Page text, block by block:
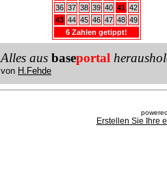
36 37 38 39 40 41 42
43 44 45 46 47 48 49
6 Zahlen getippt!
Alles aus baseportal
von H.Fehde
Erstellen Sie Ihre